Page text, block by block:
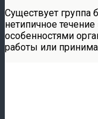
Существует группа
нетипичное течение
особенностями
работы или